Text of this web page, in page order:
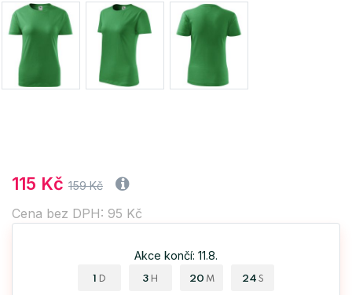
115 Kč 159 Kč
Cena bez DPH: 95 Kč
Akce končí: 11.8.
1 D 3 H 20 M 23 S